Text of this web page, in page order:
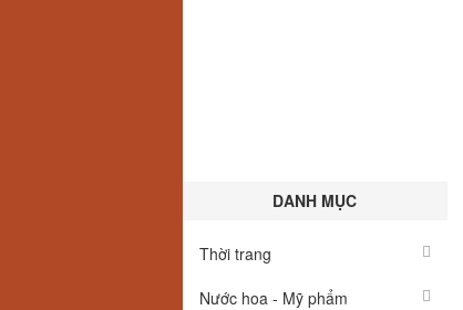
DANH MỤC
Thời trang
Nước hoa - Mỹ phẩm